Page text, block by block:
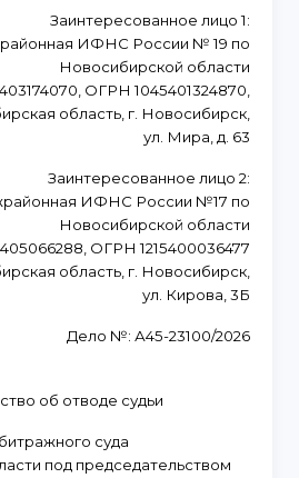
Заинтересованное лицо 1:
ИФНС России № 19 по
Новосибирской области
ОГРН 1045401324870,
область, г. Новосибирск,
ул. Мира, д. 63
Заинтересованное лицо 2:
ИФНС России №17 по
Новосибирской области
ОГРН 1215400036477
область, г. Новосибирск,
ул. Кирова, 3Б
Дело №: А45-23100/2026
об отводе судьи
суда
под председательством